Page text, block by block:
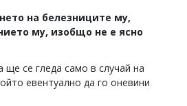
на белезниците му,
му, изобщо не е ясно
се гледа само в случай на
евентуално да го оневини